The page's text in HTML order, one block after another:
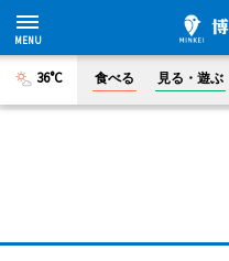
36°C 食べる 見る・遊ぶ